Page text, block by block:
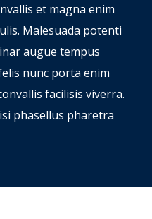
et magna enim
Malesuada potenti
augue tempus
nunc porta enim
facilisis viverra.
phasellus pharetra